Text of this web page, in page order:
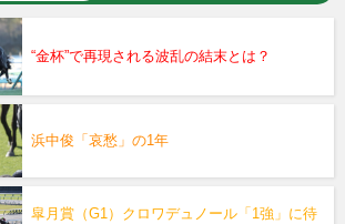
“金杯”で再現される波乱の結末とは？
浜中俊「哀愁」の1年
皐月賞（G1）クロワデュノール「1強」に待